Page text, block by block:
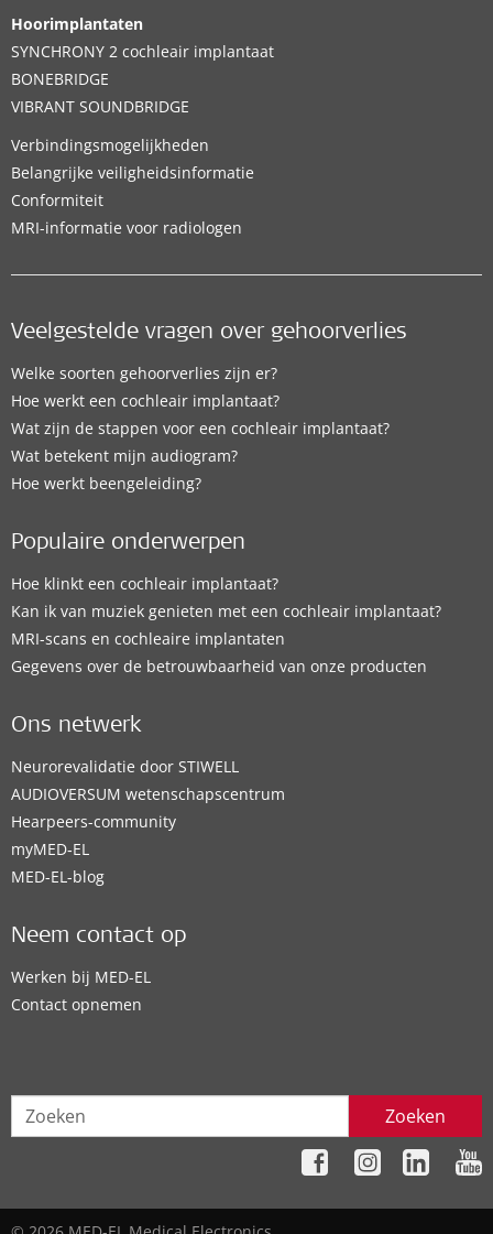
Hoorimplantaten
SYNCHRONY 2 cochleair implantaat
BONEBRIDGE
VIBRANT SOUNDBRIDGE
Verbindingsmogelijkheden
Belangrijke veiligheidsinformatie
Conformiteit
MRI-informatie voor radiologen
Veelgestelde vragen over gehoorverlies
Welke soorten gehoorverlies zijn er?
Hoe werkt een cochleair implantaat?
Wat zijn de stappen voor een cochleair implantaat?
Wat betekent mijn audiogram?
Hoe werkt beengeleiding?
Populaire onderwerpen
Hoe klinkt een cochleair implantaat?
Kan ik van muziek genieten met een cochleair implantaat?
MRI-scans en cochleaire implantaten
Gegevens over de betrouwbaarheid van onze producten
Ons netwerk
Neurorevalidatie door STIWELL
AUDIOVERSUM wetenschapscentrum
Hearpeers-community
myMED‑EL
MED-EL-blog
Neem contact op
Werken bij MED-EL
Contact opnemen
Zoeken